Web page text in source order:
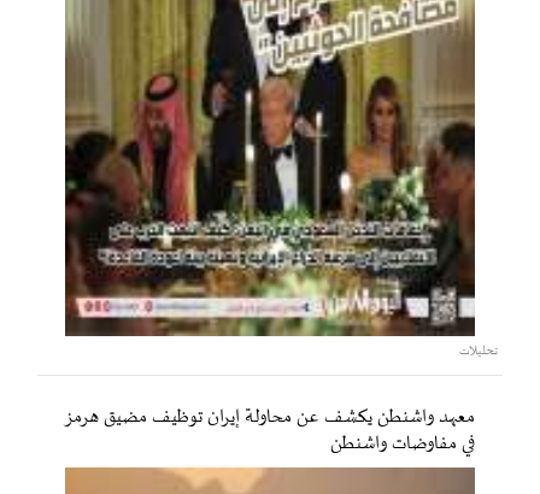
تحليلات
معهد واشنطن يكشف عن محاولة إيران توظيف مضيق هرمز
في مفاوضات واشنطن